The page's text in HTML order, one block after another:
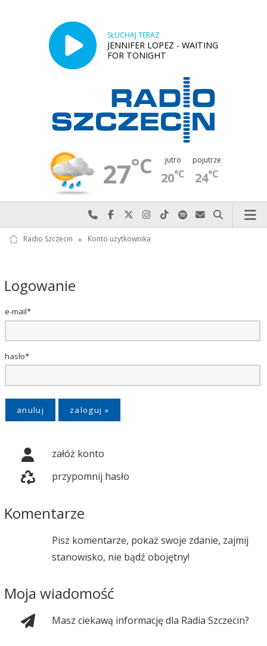
SŁUCHAJ TERAZ
JENNIFER LOPEZ - WAITING
FOR TONIGHT
27°C jutro
20°C
pojutrze
24°C
Najlepiej po prostu do nas zadzwoń
Odwiedź nas na Facebook-u
Odwiedź nas na X
Odwiedź nas na Instagram-ie
Odwiedź nas na TikTok-u
Szukaj nas na Spotify
Wyślij do nas
Szukaj
Radio Szczecin » Konto użytkownika
Logowanie
e-mail*
hasło*
anuluj
załóż konto
przypomnij hasło
Komentarze
Pisz komentarze, pokaż swoje zdanie, zajmij
stanowisko, nie bądź obojętny!
Moja wiadomość
Masz ciekawą informację dla Radia Szczecin?